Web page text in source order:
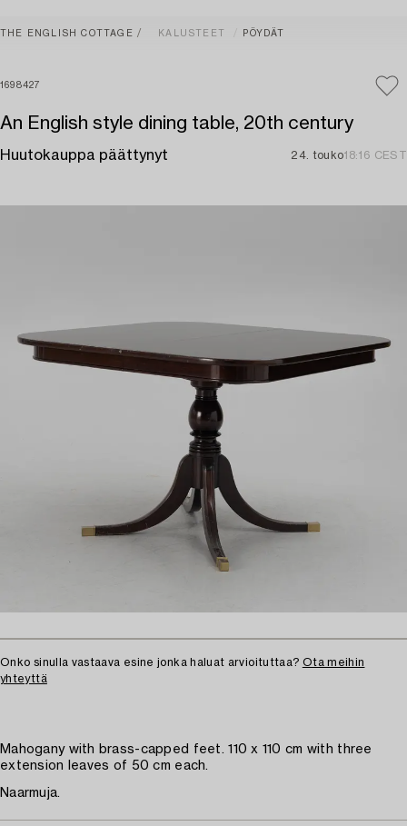
THE ENGLISH COTTAGE KALUSTEET PÖYDÄT
1698427
An English style dining table, 20th century
Huutokauppa päättynyt 24. touko18:16 CEST
Onko sinulla vastaava esine jonka haluat arvioituttaa? Ota meihin
yhteyttä
Mahogany with brass-capped feet. 110 x 110 cm with three
extension leaves of 50 cm each.
Naarmuja.